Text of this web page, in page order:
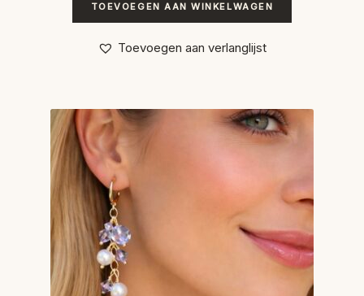
TOEVOEGEN AAN WINKELWAGEN
Toevoegen aan verlanglijst